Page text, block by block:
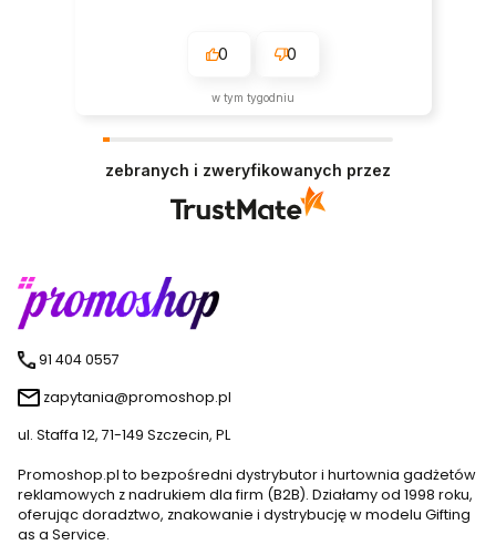
0 0
w tym tygodniu
zebranych i zweryfikowanych przez
91 404 0557
zapytania@promoshop.pl
ul. Staffa 12, 71-149 Szczecin, PL
Promoshop.pl to bezpośredni dystrybutor i hurtownia gadżetów
reklamowych z nadrukiem dla firm (B2B). Działamy od 1998 roku,
oferując doradztwo, znakowanie i dystrybucję w modelu Gifting
as a Service.